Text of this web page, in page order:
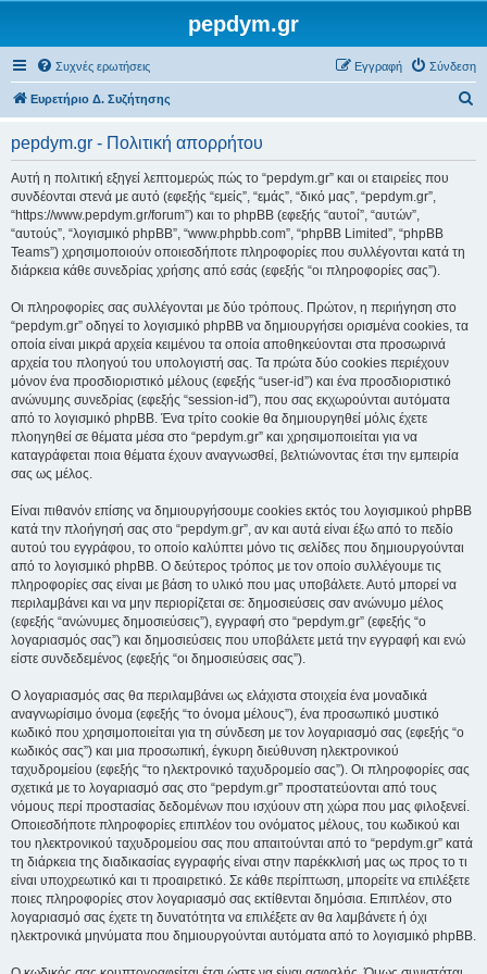
pepdym.gr
Συχνές ερωτήσεις Σύνδεση
Εγγραφή
Ευρετήριο Δ. Συζήτησης
pepdym.gr - Πολιτική απορρήτου
Αυτή η πολιτική εξηγεί λεπτομερώς πώς το “pepdym.gr” και οι εταιρείες που
συνδέονται στενά με αυτό (εφεξής “εμείς”, “εμάς”, “δικό μας”, “pepdym.gr”,
“https://www.pepdym.gr/forum”) και το phpBB (εφεξής “αυτοί”, “αυτών”,
“αυτούς”, “λογισμικό phpBB”, “www.phpbb.com”, “phpBB Limited”, “phpBB
Teams”) χρησιμοποιούν οποιεσδήποτε πληροφορίες που συλλέγονται κατά τη
διάρκεια κάθε συνεδρίας χρήσης από εσάς (εφεξής “οι πληροφορίες σας”).
Οι πληροφορίες σας συλλέγονται με δύο τρόπους. Πρώτον, η περιήγηση στο
“pepdym.gr” οδηγεί το λογισμικό phpBB να δημιουργήσει ορισμένα cookies, τα
οποία είναι μικρά αρχεία κειμένου τα οποία αποθηκεύονται στα προσωρινά
αρχεία του πλοηγού του υπολογιστή σας. Τα πρώτα δύο cookies περιέχουν
μόνον ένα προσδιοριστικό μέλους (εφεξής “user-id”) και ένα προσδιοριστικό
ανώνυμης συνεδρίας (εφεξής “session-id”), που σας εκχωρούνται αυτόματα
από το λογισμικό phpBB. Ένα τρίτο cookie θα δημιουργηθεί μόλις έχετε
πλοηγηθεί σε θέματα μέσα στο “pepdym.gr” και χρησιμοποιείται για να
καταγράφεται ποια θέματα έχουν αναγνωσθεί, βελτιώνοντας έτσι την εμπειρία
σας ως μέλος.
Είναι πιθανόν επίσης να δημιουργήσουμε cookies εκτός του λογισμικού phpBB
κατά την πλοήγησή σας στο “pepdym.gr”, αν και αυτά είναι έξω από το πεδίο
αυτού του εγγράφου, το οποίο καλύπτει μόνο τις σελίδες που δημιουργούνται
από το λογισμικό phpBB. Ο δεύτερος τρόπος με τον οποίο συλλέγουμε τις
πληροφορίες σας είναι με βάση το υλικό που μας υποβάλετε. Αυτό μπορεί να
περιλαμβάνει και να μην περιορίζεται σε: δημοσιεύσεις σαν ανώνυμο μέλος
(εφεξής “ανώνυμες δημοσιεύσεις”), εγγραφή στο “pepdym.gr” (εφεξής “ο
λογαριασμός σας”) και δημοσιεύσεις που υποβάλετε μετά την εγγραφή και ενώ
είστε συνδεδεμένος (εφεξής “οι δημοσιεύσεις σας”).
Ο λογαριασμός σας θα περιλαμβάνει ως ελάχιστα στοιχεία ένα μοναδικά
αναγνωρίσιμο όνομα (εφεξής “το όνομα μέλους”), ένα προσωπικό μυστικό
κωδικό που χρησιμοποιείται για τη σύνδεση με τον λογαριασμό σας (εφεξής “ο
κωδικός σας”) και μια προσωπική, έγκυρη διεύθυνση ηλεκτρονικού
ταχυδρομείου (εφεξής “το ηλεκτρονικό ταχυδρομείο σας”). Οι πληροφορίες σας
σχετικά με το λογαριασμό σας στο “pepdym.gr” προστατεύονται από τους
νόμους περί προστασίας δεδομένων που ισχύουν στη χώρα που μας φιλοξενεί.
Οποιεσδήποτε πληροφορίες επιπλέον του ονόματος μέλους, του κωδικού και
του ηλεκτρονικού ταχυδρομείου σας που απαιτούνται από το “pepdym.gr” κατά
τη διάρκεια της διαδικασίας εγγραφής είναι στην παρέκκλισή μας ως προς το τι
είναι υποχρεωτικό και τι προαιρετικό. Σε κάθε περίπτωση, μπορείτε να επιλέξετε
ποιες πληροφορίες στον λογαριασμό σας εκτίθενται δημόσια. Επιπλέον, στο
λογαριασμό σας έχετε τη δυνατότητα να επιλέξετε αν θα λαμβάνετε ή όχι
ηλεκτρονικά μηνύματα που δημιουργούνται αυτόματα από το λογισμικό phpBB.